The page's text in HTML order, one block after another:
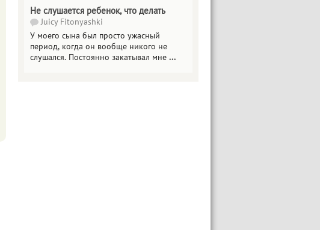
Не слушается ребенок, что делать
Juicy Fitonyashki
У моего сына был просто ужасный
период, когда он вообще никого не
слушался. Постоянно закатывал мне ...